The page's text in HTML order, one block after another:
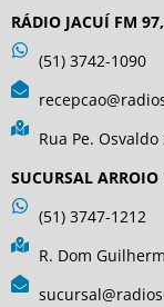
RÁDIO JACUÍ FM
(51) 3742-1090
Rua Pe.
SUCURSAL ARROIO
(51) 3747-1212
R. Dom